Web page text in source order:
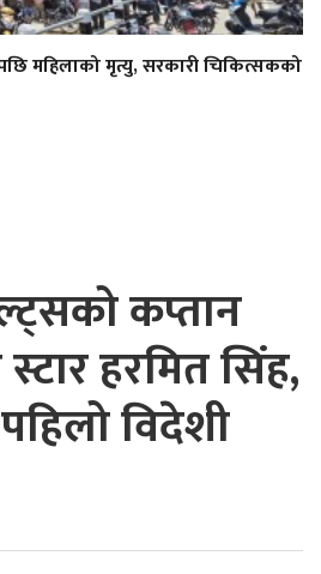
महिलाको मृत्यु, सरकारी चिकित्सकको
कप्तान
हरमित सिंह,
विदेशी